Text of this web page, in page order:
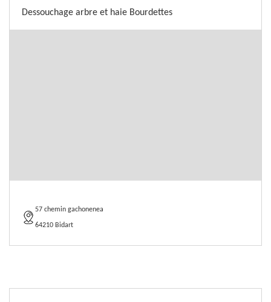
Dessouchage arbre et haie Bourdettes
57 chemin gachonenea
64210 Bidart